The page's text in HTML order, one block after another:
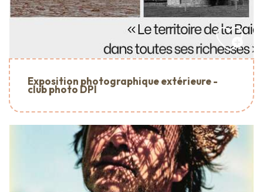
Exposition photographique extérieure -
club photo DPI